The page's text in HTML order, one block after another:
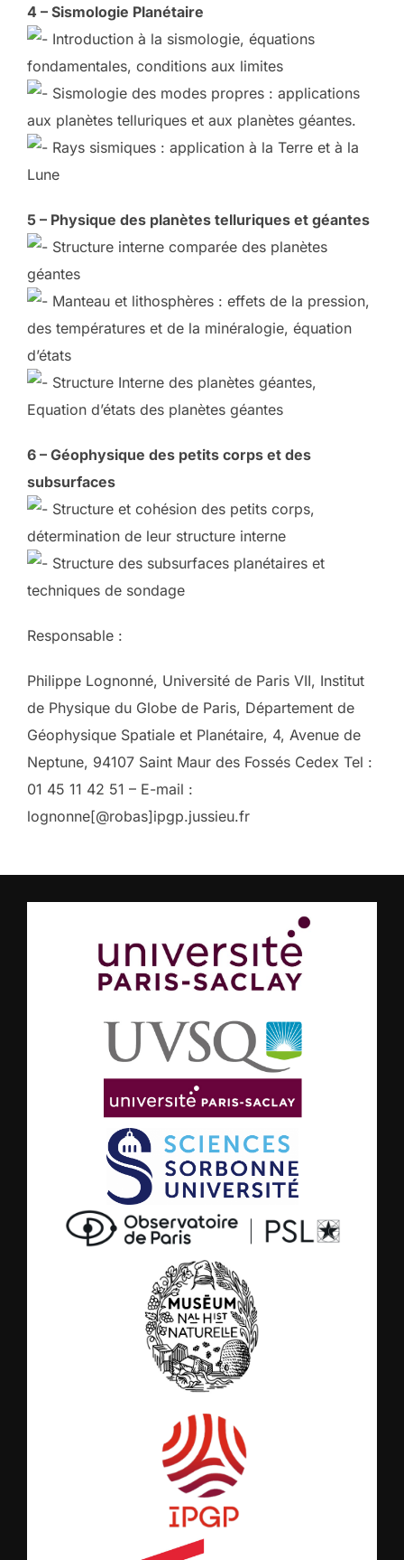
4 – Sismologie Planétaire
Introduction à la sismologie, équations
fondamentales, conditions aux limites
Sismologie des modes propres : applications
aux planètes telluriques et aux planètes géantes.
Rays sismiques : application à la Terre et à la
Lune
5 – Physique des planètes telluriques et géantes
Structure interne comparée des planètes
géantes
Manteau et lithosphères : effets de la pression,
des températures et de la minéralogie, équation
d’états
Structure Interne des planètes géantes,
Equation d’états des planètes géantes
6 – Géophysique des petits corps et des
subsurfaces
Structure et cohésion des petits corps,
détermination de leur structure interne
Structure des subsurfaces planétaires et
techniques de sondage
Responsable :
Philippe Lognonné, Université de Paris VII, Institut
de Physique du Globe de Paris, Département de
Géophysique Spatiale et Planétaire, 4, Avenue de
Neptune, 94107 Saint Maur des Fossés Cedex Tel :
01 45 11 42 51 – E-mail :
lognonne[@robas]ipgp.jussieu.fr